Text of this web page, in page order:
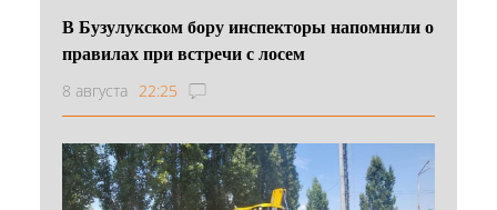
В Бузулукском бору инспекторы напомнили о
правилах при встречи с лосем
8 августа 22:25